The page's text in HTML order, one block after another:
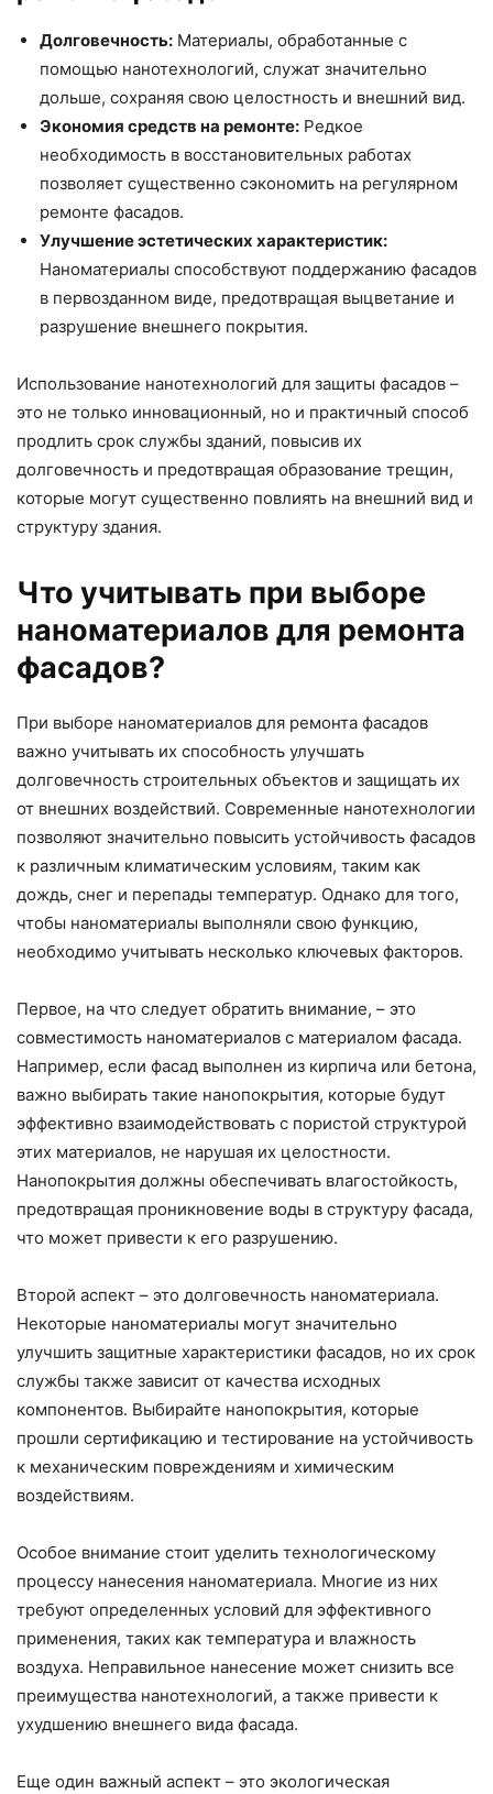
Долговечность: Материалы, обработанные с
помощью нанотехнологий, служат значительно
дольше, сохраняя свою целостность и внешний вид.
Экономия средств на ремонте: Редкое
необходимость в восстановительных работах
позволяет существенно сэкономить на регулярном
ремонте фасадов.
Улучшение эстетических характеристик:
Наноматериалы способствуют поддержанию фасадов
в первозданном виде, предотвращая выцветание и
разрушение внешнего покрытия.
Использование нанотехнологий для защиты фасадов –
это не только инновационный, но и практичный способ
продлить срок службы зданий, повысив их
долговечность и предотвращая образование трещин,
которые могут существенно повлиять на внешний вид и
структуру здания.
Что учитывать при выборе
наноматериалов для ремонта
фасадов?
При выборе наноматериалов для ремонта фасадов
важно учитывать их способность улучшать
долговечность строительных объектов и защищать их
от внешних воздействий. Современные нанотехнологии
позволяют значительно повысить устойчивость фасадов
к различным климатическим условиям, таким как
дождь, снег и перепады температур. Однако для того,
чтобы наноматериалы выполняли свою функцию,
необходимо учитывать несколько ключевых факторов.
Первое, на что следует обратить внимание, – это
совместимость наноматериалов с материалом фасада.
Например, если фасад выполнен из кирпича или бетона,
важно выбирать такие нанопокрытия, которые будут
эффективно взаимодействовать с пористой структурой
этих материалов, не нарушая их целостности.
Нанопокрытия должны обеспечивать влагостойкость,
предотвращая проникновение воды в структуру фасада,
что может привести к его разрушению.
Второй аспект – это долговечность наноматериала.
Некоторые наноматериалы могут значительно
улучшить защитные характеристики фасадов, но их срок
службы также зависит от качества исходных
компонентов. Выбирайте нанопокрытия, которые
прошли сертификацию и тестирование на устойчивость
к механическим повреждениям и химическим
воздействиям.
Особое внимание стоит уделить технологическому
процессу нанесения наноматериала. Многие из них
требуют определенных условий для эффективного
применения, таких как температура и влажность
воздуха. Неправильное нанесение может снизить все
преимущества нанотехнологий, а также привести к
ухудшению внешнего вида фасада.
Еще один важный аспект – это экологическая